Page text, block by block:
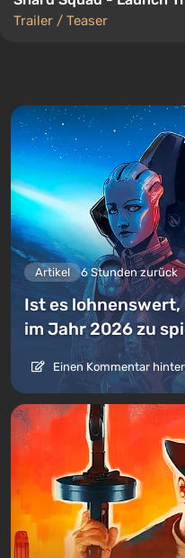
Trailer / Teaser
Artikel 6 Stunden zurück
Ist es
im Jahr 2026 zu
Einen Kommentar